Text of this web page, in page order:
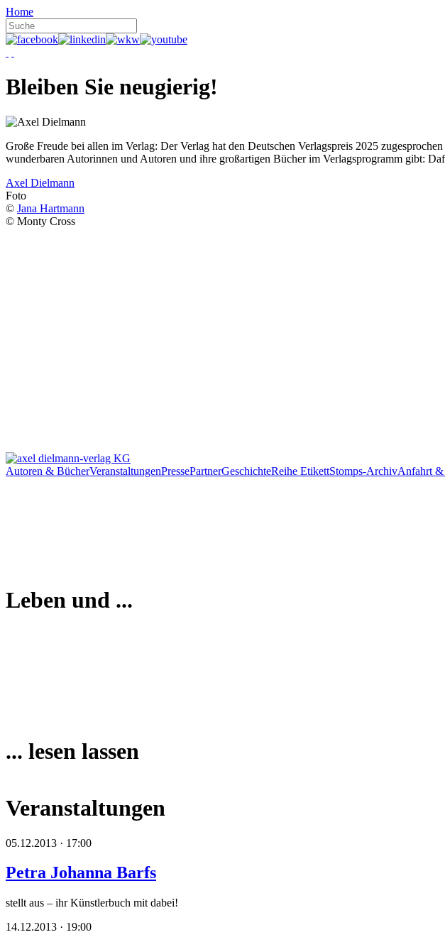
Home
Bleiben Sie neugierig!
Große Freude bei allen im Verlag: Der Verlag hat den Deutschen Verlagspreis 2025
wunderbaren Autorinnen und Autoren und ihre großartigen Bücher im Verlagsprogramm gibt:
Axel Dielmann
Foto
© Jana Hartmann
© Monty Cross
Autoren & BücherVeranstaltungenPressePartnerGeschichteReihe EtikettStomps-ArchivAnfahrt &
Leben und ...
... lesen lassen
Veranstaltungen
05.12.2013 · 17:00
Petra Johanna Barfs
stellt aus – ihr Künstlerbuch mit dabei!
14.12.2013 · 19:00